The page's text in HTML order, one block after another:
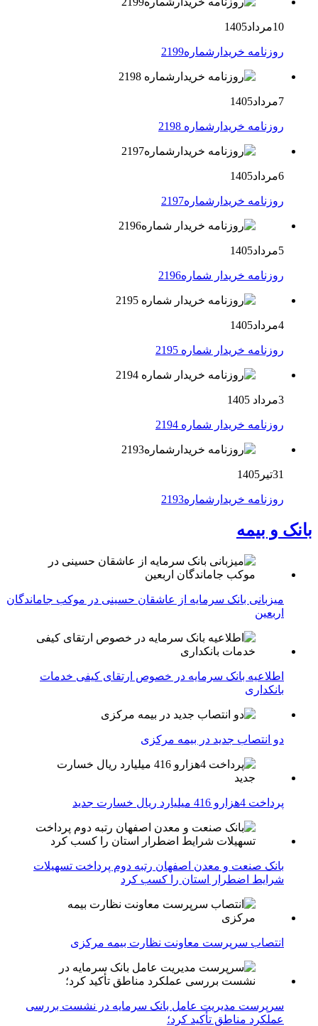
10مرداد1405
روزنامه خریدارشماره2199
7مرداد1405
روزنامه خریدارشماره 2198
6مرداد1405
روزنامه خریدارشماره2197
5مرداد1405
روزنامه خریدار شماره2196
4مرداد1405
روزنامه خریدار شماره 2195
3مرداد 1405
روزنامه خریدار شماره 2194
31تیر1405
روزنامه خریدارشماره2193
بانک و بیمه
میزبانی بانک سرمایه از عاشقان حسینی در موکب جاماندگان
اربعین
اطلاعیه بانک سرمایه در خصوص ارتقای کیفی خدمات
بانکداری
دو انتصاب جدید در بیمه مركزی
پرداخت 4هزارو 416 میلیارد ریال خسارت جدید
بانک صنعت و معدن اصفهان رتبه دوم پرداخت تسهیلات
شرایط اضطرار استان را کسب کرد
انتصاب سرپرست معاونت نظارت بیمه مرکزی
سرپرست مدیریت عامل بانک سرمایه در نشست بررسی
عملکرد مناطق تأکید کرد؛